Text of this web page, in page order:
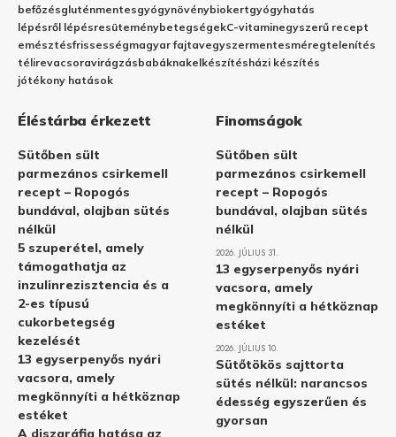
befőzésgluténmentesgyógynövénybiokertgyógyhatás
lépésről lépésresüteménybetegségekC-vitaminegyszerű recept
emésztésfrissességmagyar fajtavegyszermentesméregtelenítés
télirevacsoravirágzásbabáknakelkészítésházi készítés
jótékony hatások
Éléstárba érkezett
Sütőben sült
parmezános csirkemell
recept – Ropogós
bundával, olajban sütés
nélkül
5 szuperétel, amely
támogathatja az
inzulinrezisztencia és a
2-es típusú
cukorbetegség
kezelését
13 egyserpenyős nyári
vacsora, amely
megkönnyíti a hétköznap
estéket
Finomságok
Sütőben sült
parmezános csirkemell
recept – Ropogós
bundával, olajban sütés
nélkül
2026. JÚLIUS 31.
13 egyserpenyős nyári
vacsora, amely
megkönnyíti a hétköznap
estéket
2026. JÚLIUS 10.
Sütőtökös sajttorta
sütés nélkül: narancsos
édesség egyszerűen és
gyorsan